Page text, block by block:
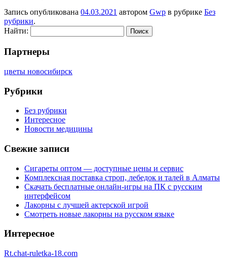
Запись опубликована 04.03.2021 автором Gwp в рубрике Без
рубрики.
Найти:
Партнеры
цветы новосибирск
Рубрики
Без рубрики
Интересное
Новости медицины
Свежие записи
Сигареты оптом — доступные цены и сервис
Комплексная поставка строп, лебедок и талей в Алматы
Скачать бесплатные онлайн-игры на ПК с русским
интерфейсом
Лакорны с лучшей актерской игрой
Смотреть новые лакорны на русском языке
Интересное
Rt.chat-ruletka-18.com